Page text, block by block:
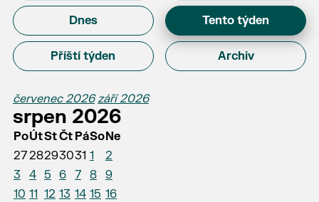
Dnes Tento týden
Příští týden Archiv
červenec 2026 září 2026
srpen 2026
PoÚtStČt PáSoNe
2728293031 1
2
3
4 5 6 7 8
9
10 11 12 13 14 15 16